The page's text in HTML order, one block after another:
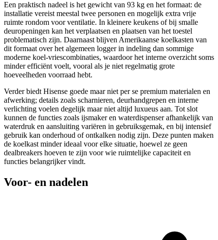
Een praktisch nadeel is het gewicht van 93 kg en het formaat: de
installatie vereist meestal twee personen en mogelijk extra vrije
ruimte rondom voor ventilatie. In kleinere keukens of bij smalle
deuropeningen kan het verplaatsen en plaatsen van het toestel
problematisch zijn. Daarnaast blijven Amerikaanse koelkasten van
dit formaat over het algemeen logger in indeling dan sommige
moderne koel-vriescombinaties, waardoor het interne overzicht soms
minder efficiënt voelt, vooral als je niet regelmatig grote
hoeveelheden voorraad hebt.
Verder biedt Hisense goede maar niet per se premium materialen en
afwerking; details zoals scharnieren, deurhandgrepen en interne
verlichting voelen degelijk maar niet altijd luxueus aan. Tot slot
kunnen de functies zoals ijsmaker en waterdispenser afhankelijk van
waterdruk en aansluiting variëren in gebruiksgemak, en bij intensief
gebruik kan onderhoud of ontkalken nodig zijn. Deze punten maken
de koelkast minder ideaal voor elke situatie, hoewel ze geen
dealbreakers hoeven te zijn voor wie ruimtelijke capaciteit en
functies belangrijker vindt.
Voor- en nadelen